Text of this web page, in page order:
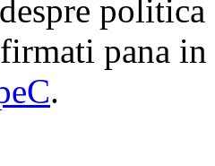
pana
.